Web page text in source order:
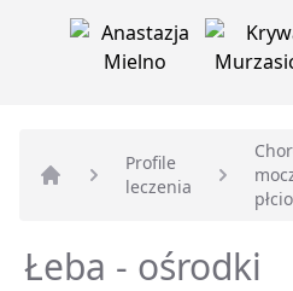
Strona główna
Profile
leczenia
Łeba - ośrodki